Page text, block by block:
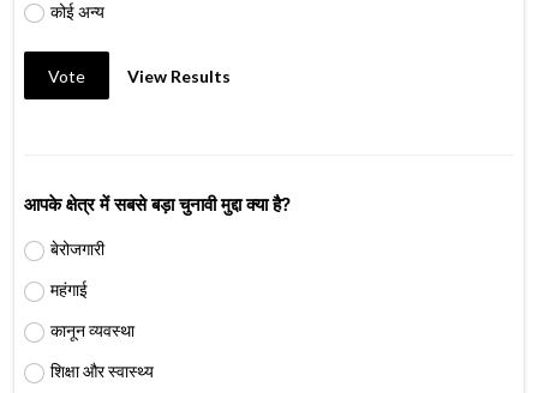
कोई अन्य
Vote View Results
आपके क्षेत्र में सबसे बड़ा चुनावी मुद्दा क्या है?
बेरोजगारी
महंगाई
कानून व्यवस्था
शिक्षा और स्वास्थ्य